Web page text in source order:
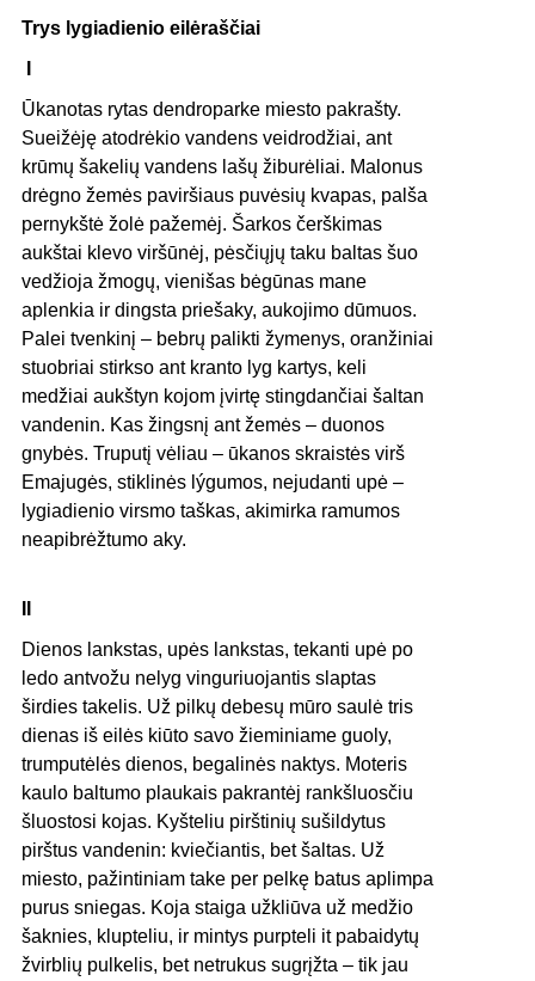
Trys lygiadienio eilėraščiai
Ūkanotas rytas dendroparke miesto pakrašty.
Sueižėję atodrėkio vandens veidrodžiai, ant
krūmų šakelių vandens lašų žiburėliai. Malonus
drėgno žemės paviršiaus puvėsių kvapas, palša
pernykštė žolė pažemėj. Šarkos čerškimas
aukštai klevo viršūnėj, pėsčiųjų taku baltas šuo
vedžioja žmogų, vienišas bėgūnas mane
aplenkia ir dingsta priešaky, aukojimo dūmuos.
Palei tvenkinį – bebrų palikti žymenys, oranžiniai
stuobriai stirkso ant kranto lyg kartys, keli
medžiai aukštyn kojom įvirtę stingdančiai šaltan
vandenin. Kas žingsnį ant žemės – duonos
gnybės. Truputį vėliau – ūkanos skraistės virš
Emajugės, stiklinės lýgumos, nejudanti upė –
lygiadienio virsmo taškas, akimirka ramumos
neapibrėžtumo aky.
Dienos lankstas, upės lankstas, tekanti upė po
ledo antvožu nelyg vinguriuojantis slaptas
širdies takelis. Už pilkų debesų mūro saulė tris
dienas iš eilės kiūto savo žieminiame guoly,
trumputėlės dienos, begalinės naktys. Moteris
kaulo baltumo plaukais pakrantėj rankšluosčiu
šluostosi kojas. Kyšteliu pirštinių sušildytus
pirštus vandenin: kviečiantis, bet šaltas. Už
miesto, pažintiniam take per pelkę batus aplimpa
purus sniegas. Koja staiga užkliūva už medžio
šaknies, klupteliu, ir mintys purpteli it pabaidytų
žvirblių pulkelis, bet netrukus sugrįžta – tik jau